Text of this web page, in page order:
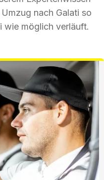
nach Galati so
wie möglich verläuft.